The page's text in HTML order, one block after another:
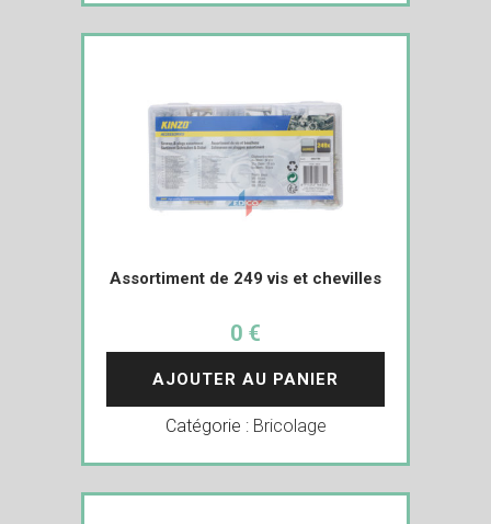
Assortiment de 249 vis et chevilles
0 €
AJOUTER AU PANIER
Catégorie : Bricolage